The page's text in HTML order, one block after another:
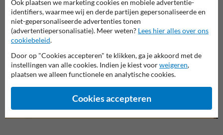
ADR en GHS pictogrammen Verbodspictogrammen
Ook plaatsen we marketing cookies en mobiele advertentie-
identifiers, waarmee wij en derde partijen gepersonaliseerde en
niet-gepersonaliseerde advertenties tonen
(advertentiepersonalisatie). Meer weten? Lees hier alles over ons
cookiebeleid.
Door op "Cookies accepteren" te klikken, ga je akkoord met de
instellingen van alle cookies. Indien je kiest voorweigeren,
plaatsen we alleen functionele en analytische cookies.
Cookies accepteren